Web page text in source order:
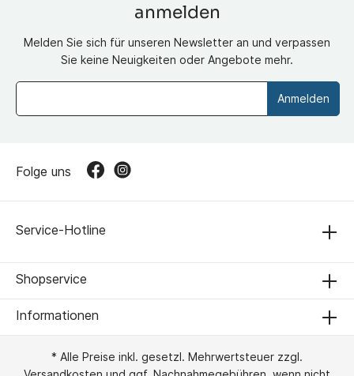
anmelden
Melden Sie sich für unseren Newsletter an und verpassen
Sie keine Neuigkeiten oder Angebote mehr.
Anmelden
Service-Hotline
Folge uns
Shopservice
Informationen
* Alle Preise inkl. gesetzl. Mehrwertsteuer zzgl.